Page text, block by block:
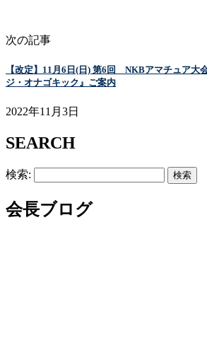
次の記事
【改定】11月6日(日) 第6回 NKBアマチュア大
ジ・オナゴキック』ご案内
2022年11月3日
SEARCH
検索:
会長ブログ